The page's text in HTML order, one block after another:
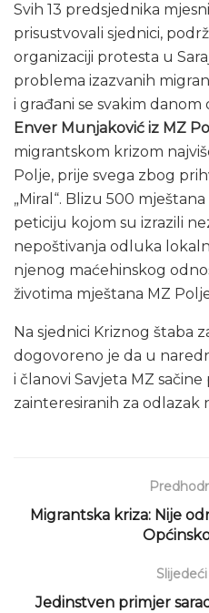
Svih 13 predsjednika
prisustvovali sjednici,
organizaciji protesta u
problema izazvanih
i građani se svakim
Enver Munjaković iz MZ
migrantskom krizom
Polje, prije svega zbog
„Miral“. Blizu 500
peticiju kojom su izrazili
nepoštivanja odluka
njenog maćehinskog
životima mještana MZ
Na sjednici Kriznog štaba
dogovoreno je da u
i članovi Savjeta MZ sačine
zainteresiranih za odlazak
Migrantska kriza: Nije
Jedinstven primjer